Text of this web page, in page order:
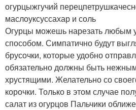
Зимняя заготовка
Кусочки на зиму
огурцыжгучий
маслоуксуссахар и соль
Огурцы можешь нарезать любым
способом. Симпатично будут
брусочки, которые удобно
обязательно должны быть
хрустящими. Желательно со
корочки. Только в этом случае
салат из огурцов Пальчики